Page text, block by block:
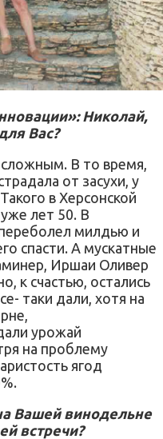
Николай,
Вас?
В то время,
от засухи, у
в Херсонской
лет 50. В
милдью и
спасти. А мускатные
Иршаи Оливер
к счастью, остались
таки дали, хотя на
урожай
на проблему
ягод
Вашей винодельне
встречи?